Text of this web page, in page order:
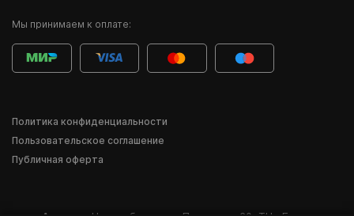
Мы принимаем к оплате:
Политика конфиденциальности
Пользовательское соглашение
Публичная оферта